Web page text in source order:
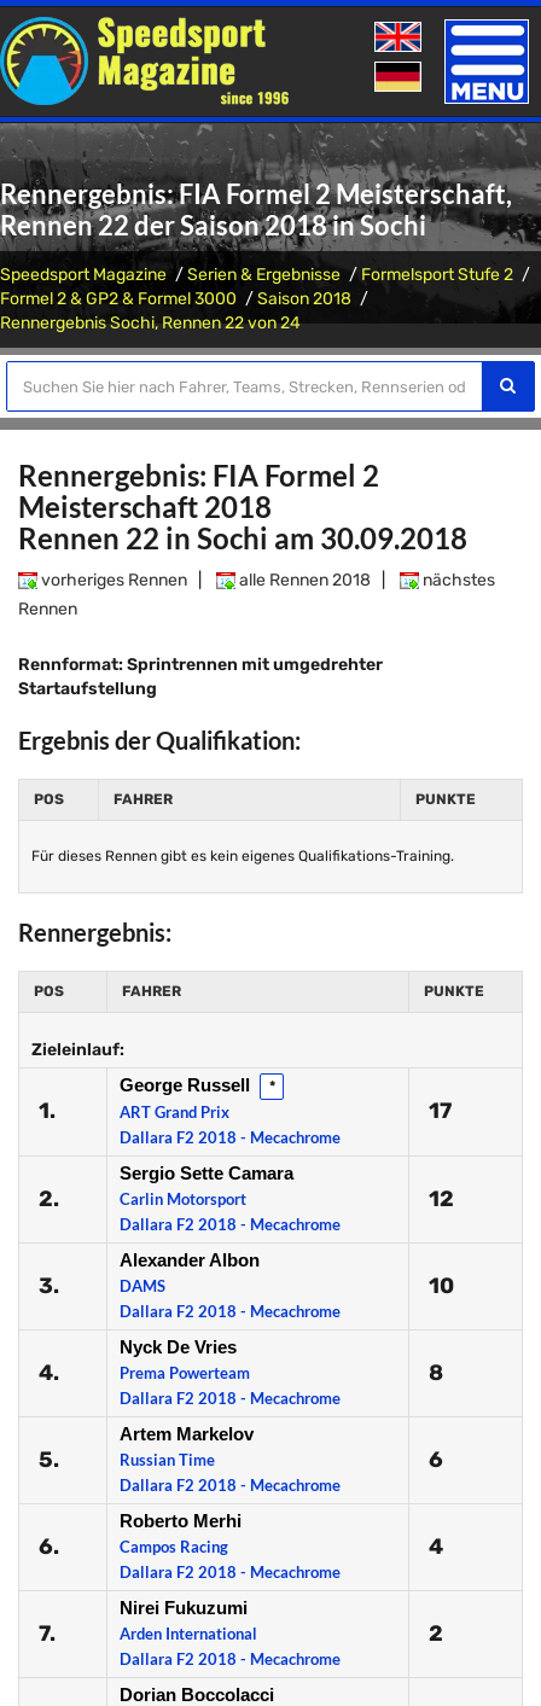
Toggle
Rennergebnis: FIA Formel 2 Meisterschaft,
Rennen 22 der Saison 2018 in Sochi
Speedsport Magazine Serien & Ergebnisse
Formelsport Stufe 2
Formel 2 & GP2 & Formel 3000
Saison 2018
Rennergebnis Sochi, Rennen 22 von 24
Rennergebnis: FIA Formel 2
Meisterschaft 2018
Rennen 22 in Sochi am 30.09.2018
vorheriges Rennen alle Rennen 2018
nächstes
Rennen
Rennformat: Sprintrennen mit umgedrehter
Startaufstellung
Ergebnis der Qualifikation:
POS FAHRER PUNKTE
Für dieses Rennen gibt es kein eigenes Qualifikations-Training.
Rennergebnis:
POS FAHRER PUNKTE
Zieleinlauf:
1.
George Russell *
ART Grand Prix
Dallara F2 2018 - Mecachrome
17
2.
Sergio Sette Camara
Carlin Motorsport
Dallara F2 2018 - Mecachrome
12
3.
Alexander Albon
DAMS
Dallara F2 2018 - Mecachrome
10
4.
Nyck De Vries
Prema Powerteam
Dallara F2 2018 - Mecachrome
8
5.
Artem Markelov
Russian Time
Dallara F2 2018 - Mecachrome
6
6.
Roberto Merhi
Campos Racing
Dallara F2 2018 - Mecachrome
4
7.
Nirei Fukuzumi
Arden International
Dallara F2 2018 - Mecachrome
2
Dorian Boccolacci